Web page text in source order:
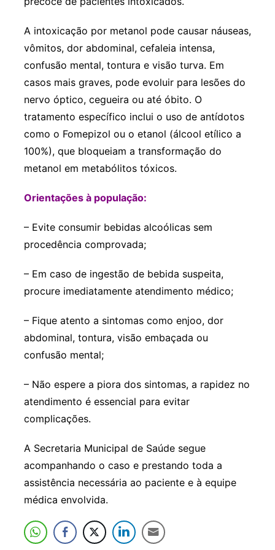
A intoxicação por metanol pode causar náuseas,
vômitos, dor abdominal, cefaleia intensa,
confusão mental, tontura e visão turva. Em
casos mais graves, pode evoluir para lesões do
nervo óptico, cegueira ou até óbito. O
tratamento específico inclui o uso de antídotos
como o Fomepizol ou o etanol (álcool etílico a
100%), que bloqueiam a transformação do
metanol em metabólitos tóxicos.
Orientações à população:
– Evite consumir bebidas alcoólicas sem
procedência comprovada;
– Em caso de ingestão de bebida suspeita,
procure imediatamente atendimento médico;
– Fique atento a sintomas como enjoo, dor
abdominal, tontura, visão embaçada ou
confusão mental;
– Não espere a piora dos sintomas, a rapidez no
atendimento é essencial para evitar
complicações.
A Secretaria Municipal de Saúde segue
acompanhando o caso e prestando toda a
assistência necessária ao paciente e à equipe
médica envolvida.